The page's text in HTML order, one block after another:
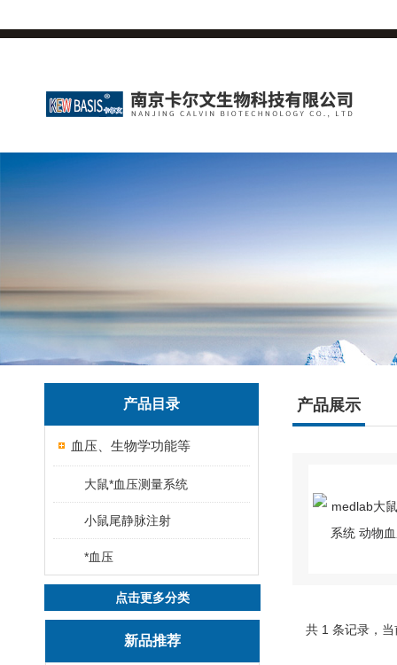
产品目录
血压、生物学功能等
大鼠*血压测量系统
小鼠尾静脉注射
*血压
点击更多分类
新品推荐
产品展示
共 1 条记录，